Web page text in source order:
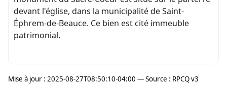
devant l'église, dans la municipalité de Saint-
Éphrem-de-Beauce. Ce bien est cité immeuble
patrimonial.
Mise à jour : 2025-08-27T08:50:10-04:00 — Source : RPCQ v3